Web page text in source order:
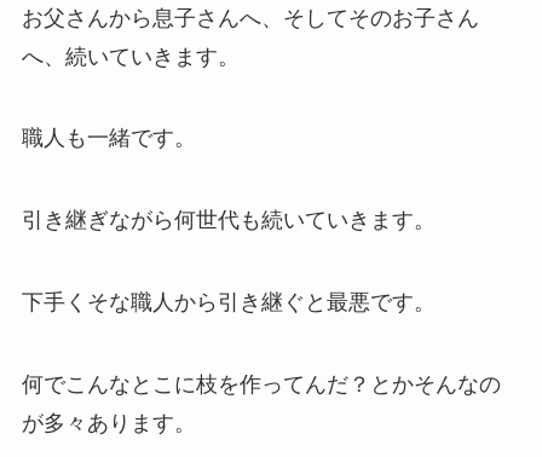
お父さんから息子さんへ、そしてそのお子さん
へ、続いていきます。
職人も一緒です。
引き継ぎながら何世代も続いていきます。
下手くそな職人から引き継ぐと最悪です。
何でこんなとこに枝を作ってんだ？とかそんなの
が多々あります。